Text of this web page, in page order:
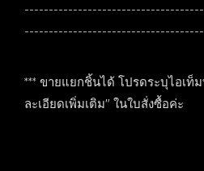
-------------------------------------
*** ขายแยกชิ้นได้ โปรดระบุไอเท็
ละเอียดเพิ่มเติม" ในใบสั่งซื้อค่ะ